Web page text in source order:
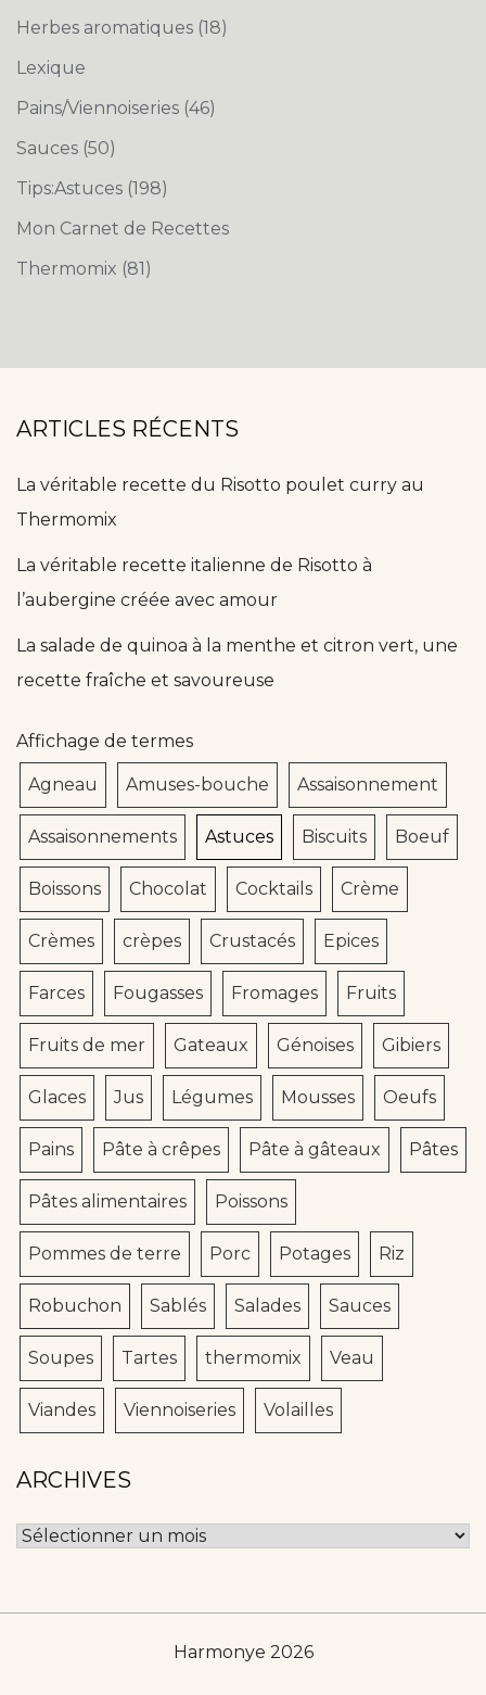
Herbes aromatiques (18)
Lexique
Pains/Viennoiseries (46)
Sauces (50)
Tips:Astuces (198)
Mon Carnet de Recettes
Thermomix (81)
ARTICLES RÉCENTS
La véritable recette du Risotto poulet curry au
Thermomix
La véritable recette italienne de Risotto à
l’aubergine créée avec amour
La salade de quinoa à la menthe et citron vert, une
recette fraîche et savoureuse
Affichage de termes
Agneau Amuses-bouche Assaisonnement
Assaisonnements Astuces Biscuits Boeuf
Boissons Chocolat Cocktails Crème
Crèmes crèpes Crustacés Epices
Farces Fougasses Fromages Fruits
Fruits de mer Gateaux Génoises Gibiers
Glaces Jus Légumes Mousses Oeufs
Pains Pâte à crêpes Pâte à gâteaux Pâtes
Pâtes alimentaires Poissons
Pommes de terre Porc Potages Riz
Robuchon Sablés Salades Sauces
Soupes Tartes thermomix Veau
Viandes Viennoiseries Volailles
ARCHIVES
Archives
Harmonye 2026